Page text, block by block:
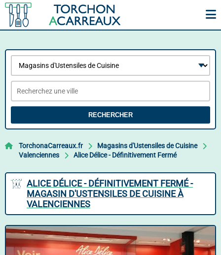
RECHERCHER
TorchonaCarreaux.fr
Magasins d'Ustensiles de Cuisine
Valenciennes
Alice Délice - Définitivement Fermé
ALICE DÉLICE - DÉFINITIVEMENT FERMÉ -
MAGASIN D'USTENSILES DE CUISINE À
VALENCIENNES